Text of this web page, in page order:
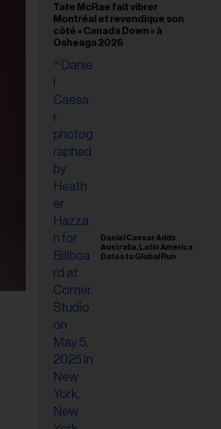
Tate McRae fait vibrer
Montréal et revendique son
côté « Canada Down » à
Osheaga 2026
Daniel Caesar Adds
Australia, Latin America
Dates to Global Run